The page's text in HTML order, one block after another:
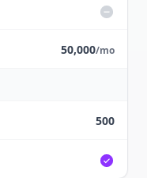
50,000/mo
500